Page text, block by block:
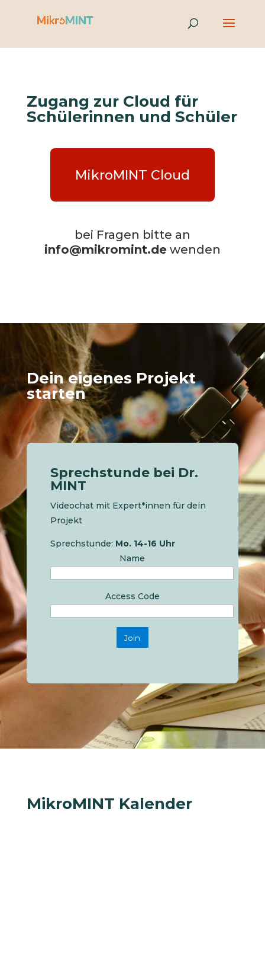
Zugang zur Cloud für
Schülerinnen und Schüler
MikroMINT Cloud
bei Fragen bitte an
info@mikromint.dewenden
Dein eigenes Projekt
starten
Sprechstunde bei Dr.
MINT
Videochat mit Expert*innen für dein
Projekt
Sprechstunde: Mo. 14-16 Uhr
Name
Access Code
Join
MikroMINT Kalender